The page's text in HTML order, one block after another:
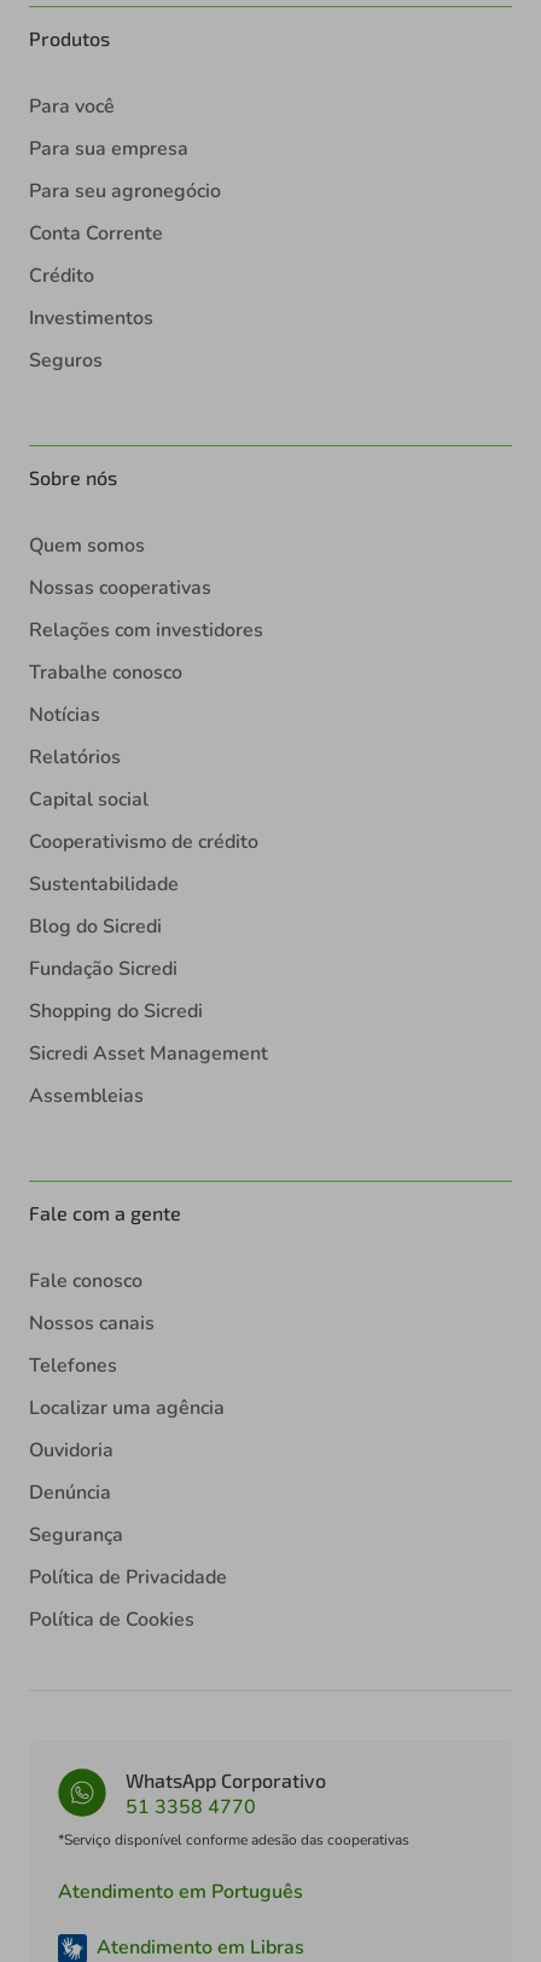
Produtos
Para você
Para sua empresa
Para seu agronegócio
Conta Corrente
Crédito
Investimentos
Seguros
Sobre nós
Quem somos
Nossas cooperativas
Relações com investidores
Trabalhe conosco
Notícias
Relatórios
Capital social
Cooperativismo de crédito
Sustentabilidade
Blog do Sicredi
Fundação Sicredi
Shopping do Sicredi
Sicredi Asset Management
Assembleias
Fale com a gente
Fale conosco
Nossos canais
Telefones
Localizar uma agência
Ouvidoria
Denúncia
Segurança
Política de Privacidade
Política de Cookies
WhatsApp Corporativo
51 3358 4770
*Serviço disponível conforme adesão das cooperativas
Atendimento em Português
Atendimento em Libras